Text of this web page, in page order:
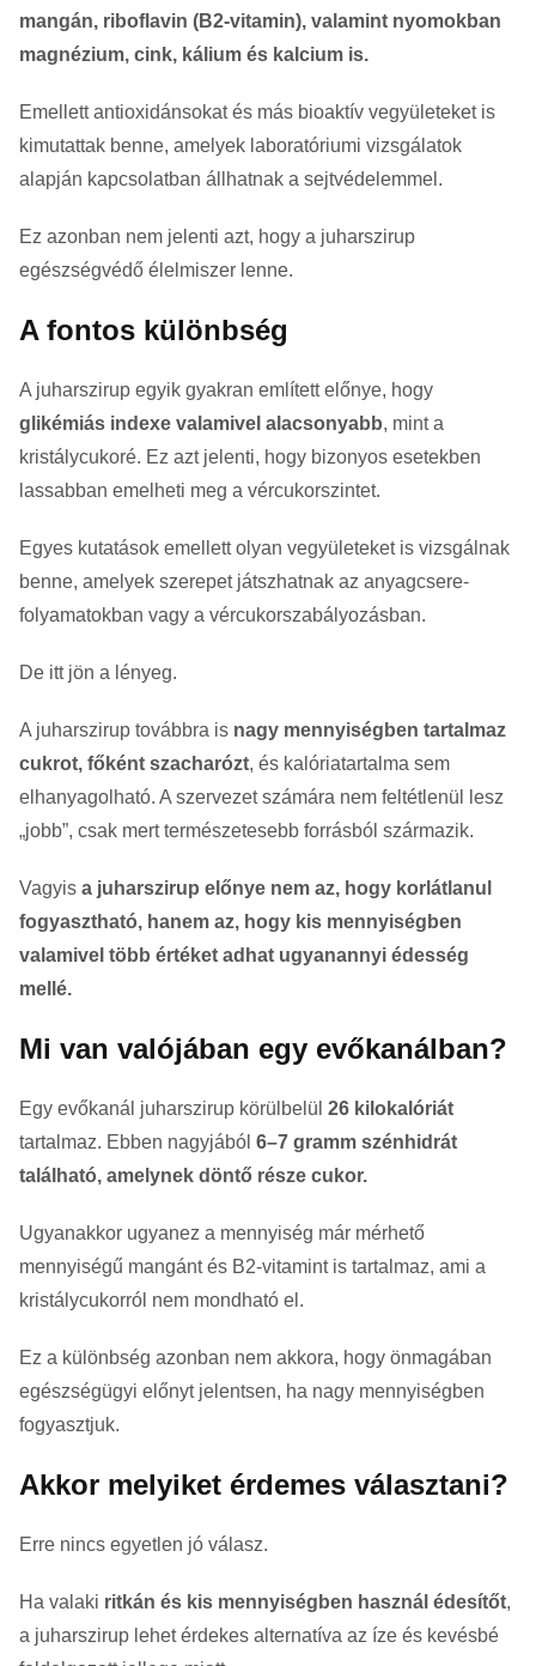
mangán, riboflavin (B2-vitamin), valamint nyomokban
magnézium, cink, kálium és kalcium is.
Emellett antioxidánsokat és más bioaktív vegyületeket is
kimutattak benne, amelyek laboratóriumi vizsgálatok
alapján kapcsolatban állhatnak a sejtvédelemmel.
Ez azonban nem jelenti azt, hogy a juharszirup
egészségvédő élelmiszer lenne.
A fontos különbség
A juharszirup egyik gyakran említett előnye, hogy
glikémiás indexe valamivel alacsonyabb, mint a
kristálycukoré. Ez azt jelenti, hogy bizonyos esetekben
lassabban emelheti meg a vércukorszintet.
Egyes kutatások emellett olyan vegyületeket is vizsgálnak
benne, amelyek szerepet játszhatnak az anyagcsere-
folyamatokban vagy a vércukorszabályozásban.
De itt jön a lényeg.
A juharszirup továbbra is nagy mennyiségben tartalmaz
cukrot, főként szacharózt, és kalóriatartalma sem
elhanyagolható. A szervezet számára nem feltétlenül lesz
„jobb”, csak mert természetesebb forrásból származik.
Vagyis a juharszirup előnye nem az, hogy korlátlanul
fogyasztható, hanem az, hogy kis mennyiségben
valamivel több értéket adhat ugyanannyi édesség
mellé.
Mi van valójában egy evőkanálban?
Egy evőkanál juharszirup körülbelül 26 kilokalóriát
tartalmaz. Ebben nagyjából 6–7 gramm szénhidrát
található, amelynek döntő része cukor.
Ugyanakkor ugyanez a mennyiség már mérhető
mennyiségű mangánt és B2-vitamint is tartalmaz, ami a
kristálycukorról nem mondható el.
Ez a különbség azonban nem akkora, hogy önmagában
egészségügyi előnyt jelentsen, ha nagy mennyiségben
fogyasztjuk.
Akkor melyiket érdemes választani?
Erre nincs egyetlen jó válasz.
Ha valaki ritkán és kis mennyiségben használ édesítőt,
a juharszirup lehet érdekes alternatíva az íze és kevésbé